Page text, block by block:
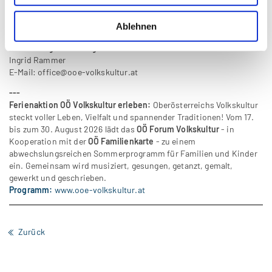
Ablehnen
Kirchenplatz 1, 4223 Katsdorf
Ingrid Rammer
E-Mail: office@ooe-volkskultur.at
---
Ferienaktion OÖ Volkskultur erleben: Oberösterreichs Volkskultur
steckt voller Leben, Vielfalt und spannender Traditionen! Vom 17.
bis zum 30. August 2026 lädt das OÖ Forum Volkskultur- in
Kooperation mit derOÖ Familienkarte - zu einem
abwechslungsreichen Sommerprogramm für Familien und Kinder
ein. Gemeinsam wird musiziert, gesungen, getanzt, gemalt,
gewerkt und geschrieben.
Programm: www.ooe-volkskultur.at
Zurück